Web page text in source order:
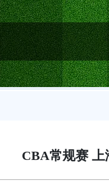
CBA常规赛 上